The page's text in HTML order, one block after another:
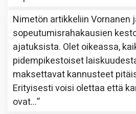
Nimetön artikkeliinVornanen
sopeutumisrahakausien
ajatuksista. Olet oikeassa,
pidempikestoiset
maksettavat kannusteet
Erityisesti voisi olettaa että
ovat…”